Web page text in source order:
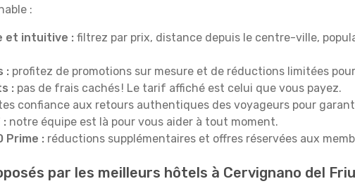
:
et intuitive : filtrez par prix, distance depuis le centre-ville,
: profitez de promotions sur mesure et de réductions limitées
: pas de frais cachés ! Le tarif affiché est celui que vous payez.
confiance aux retours authentiques des voyageurs pour
notre équipe est là pour vous aider à tout moment.
Prime : réductions supplémentaires et offres réservées aux
par les meilleurs hôtels à Cervignano del